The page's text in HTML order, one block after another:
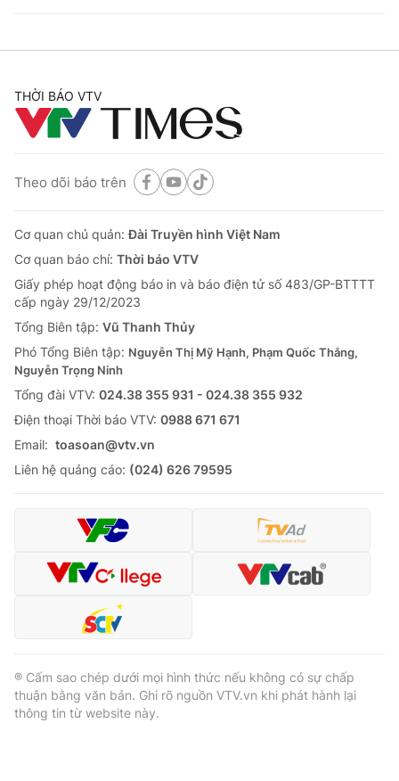
THỜI BÁO VTV
Theo dõi báo trên
Cơ quan chủ quản:Đài Truyền hình Việt Nam
Cơ quan báo chí: Thời báo VTV
Giấy phép hoạt động báo in và báo điện tử số 483/GP-BTTTT
cấp ngày 29/12/2023
Tổng Biên tập: Vũ Thanh Thủy
Phó Tổng Biên tập: Nguyễn Thị Mỹ Hạnh, Phạm Quốc Thắng,
Nguyễn Trọng Ninh
Tổng đài VTV: 024.38 355 931 - 024.38 355 932
Ðiện thoại Thời báo VTV: 0988 671 671
Email: toasoan@vtv.vn
Liên hệ quảng cáo: (024) 626 79595
® Cấm sao chép dưới mọi hình thức nếu không có sự chấp
thuận bằng văn bản. Ghi rõ nguồn VTV.vn khi phát hành lại
thông tin từ website này.